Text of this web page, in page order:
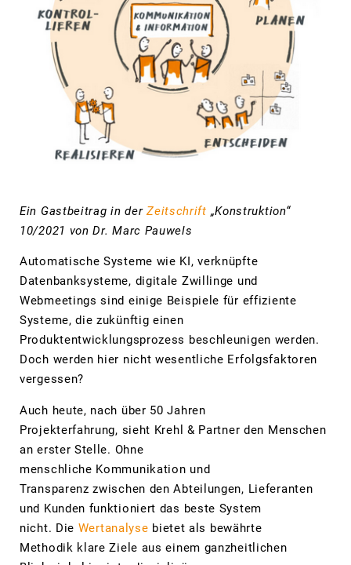
Ein Gastbeitrag in derZeitschrift „Konstruktion“
10/2021 von Dr. Marc Pauwels
Automatische Systeme wie KI, verknüpfte
Datenbanksysteme, digitale Zwillinge und
Webmeetings sind einige Beispiele für effiziente
Systeme, die zukünftig einen
Produktentwicklungsprozess beschleunigen werden.
Doch werden hier nicht wesentliche Erfolgsfaktoren
vergessen?
Auch heute, nach über 50 Jahren
Projekterfahrung, sieht Krehl & Partner den Menschen
an erster Stelle. Ohne
menschliche Kommunikation und
Transparenz zwischen den Abteilungen, Lieferanten
und Kunden funktioniert das beste System
nicht. Die Wertanalyse bietet als bewährte
Methodik klare Ziele aus einem ganzheitlichen